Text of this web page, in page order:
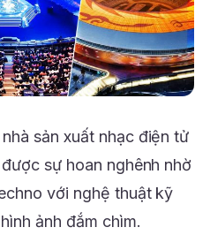
sản xuất nhạc điện tử
sự hoan nghênh nhờ
với nghệ thuật kỹ
ảnh đắm chìm.